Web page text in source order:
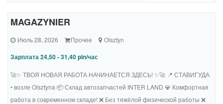
MAGAZYNIER
Июль 28, 2026 Прочее Olsztyn
Зарплата 24,50 - 31,40 pln/час
🚀✨ ТВОЯ НОВАЯ РАБОТА НАЧИНАЕТСЯ ЗДЕСЬ! ✨🚀 📍 СТАВИГУДА
• возле Olsztyna 📦 Склад автозапчастей INTER LAND 💎 Комфортная
работа в современном складе! ❌ Без тяжёлой физической работы ❌